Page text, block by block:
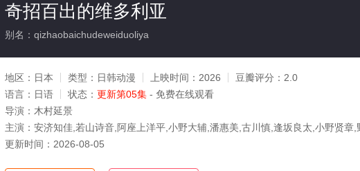
奇招百出的维多利亚
别名：qizhaobaichudeweiduoliya
地区： 日本 类型： 日韩动漫 上映时间： 2026 豆瓣评分： 2.0
语言： 日语 状态： 更新第05集 - 免费在线观看
导演： 木村延景
主演： 安济知佳,若山诗音,阿座上洋平,小野大辅,潘惠美,古川慎,逢坂良太,小野贤章
更新时间： 2026-08-05